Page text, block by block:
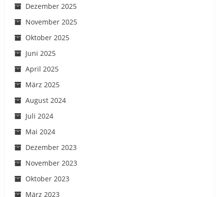
Dezember 2025
November 2025
Oktober 2025
Juni 2025
April 2025
März 2025
August 2024
Juli 2024
Mai 2024
Dezember 2023
November 2023
Oktober 2023
März 2023